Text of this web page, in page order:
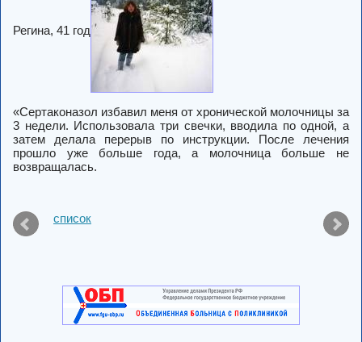
Регина, 41 год
«Сертаконазол избавил меня от хронической молочницы за
3 недели. Использовала три свечки, вводила по одной, а
затем делала перерыв по инструкции. После лечения
прошло уже больше года, а молочница больше не
возвращалась.
список